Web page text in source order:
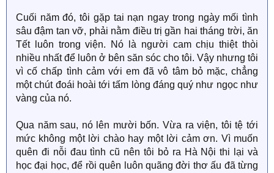
Cuối năm đó, tôi gặp tai nạn ngay trong ngày mối tình
sâu đậm tan vỡ, phải nằm điều trị gần hai tháng trời, ăn
Tết luôn trong viện. Nó là người cam chịu thiệt thòi
nhiều nhất để luôn ở bên săn sóc cho tôi. Vậy nhưng tôi
vì cố chấp tình cảm với em đã vô tâm bỏ mặc, chẳng
một chút đoái hoài tới tấm lòng đáng quý như ngọc như
vàng của nó.
Qua năm sau, nó lên mười bốn. Vừa ra viện, tôi tệ tới
mức không một lời chào hay một lời cảm ơn. Vì muốn
quên đi nỗi đau tình cũ nên tôi bỏ ra Hà Nội thi lại và
học đại học, để rồi quên luôn quãng đời thơ ấu đã từng